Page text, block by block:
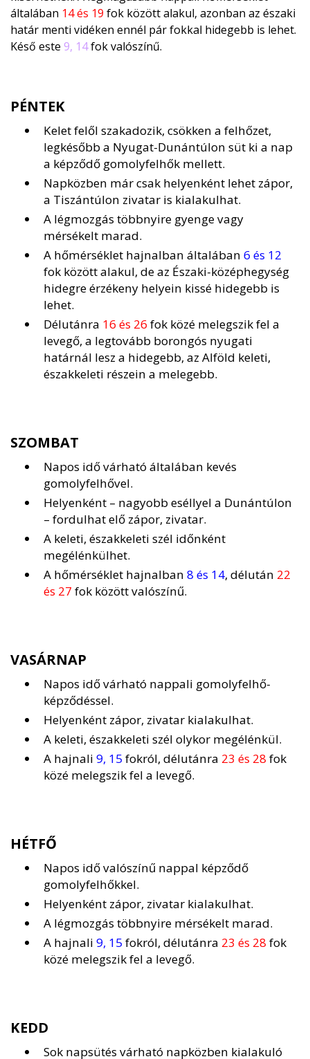
általában 14 és 19 fok között alakul, azonban az északi
határ menti vidéken ennél pár fokkal hidegebb is lehet.
Késő este 9, 14fok valószínű.
PÉNTEK
Kelet felől szakadozik, csökken a felhőzet,
legkésőbb a Nyugat-Dunántúlon süt ki a nap
a képződő gomolyfelhők mellett.
Napközben már csak helyenként lehet zápor,
a Tiszántúlon zivatar is kialakulhat.
A légmozgás többnyire gyenge vagy
mérsékelt marad.
A hőmérséklet hajnalban általában 6 és 12
fok között alakul, de az Északi-középhegység
hidegre érzékeny helyein kissé hidegebb is
lehet.
Délutánra 16 és 26 fok közé melegszik fel a
levegő, a legtovább borongós nyugati
határnál lesz a hidegebb, az Alföld keleti,
északkeleti részein a melegebb.
SZOMBAT
Napos idő várható általában kevés
gomolyfelhővel.
Helyenként – nagyobb eséllyel a Dunántúlon
– fordulhat elő zápor, zivatar.
A keleti, északkeleti szél időnként
megélénkülhet.
A hőmérséklet hajnalban 8 és 14, délután 22
és 27 fok között valószínű.
VASÁRNAP
Napos idő várható nappali gomolyfelhő-
képződéssel.
Helyenként zápor, zivatar kialakulhat.
A keleti, északkeleti szél olykor megélénkül.
A hajnali 9, 15 fokról, délutánra 23 és 28 fok
közé melegszik fel a levegő.
HÉTFŐ
Napos idő valószínű nappal képződő
gomolyfelhőkkel.
Helyenként zápor, zivatar kialakulhat.
A légmozgás többnyire mérsékelt marad.
A hajnali 9, 15 fokról, délutánra 23 és 28 fok
közé melegszik fel a levegő.
KEDD
Sok napsütés várható napközben kialakuló